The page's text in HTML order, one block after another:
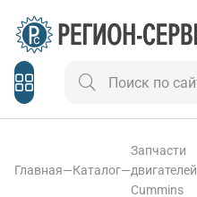
Главная—Каталог—
Запчасти
двигателей
Cummins